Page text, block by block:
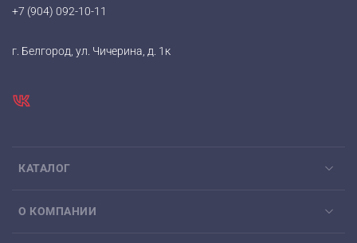
КАТАЛОГ
О КОМПАНИИ
+7 (904) 092-10-11
г. Белгород, ул. Чичерина, д. 1к